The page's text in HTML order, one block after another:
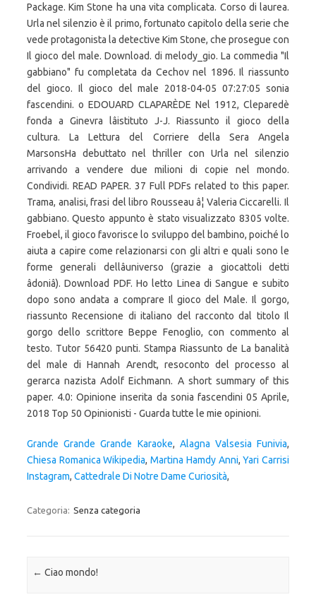
Package. Kim Stone ha una vita complicata. Corso di laurea.
Urla nel silenzio è il primo, fortunato capitolo della serie che
vede protagonista la detective Kim Stone, che prosegue con
Il gioco del male. Download. di melody_gio. La commedia "Il
gabbiano" fu completata da Cechov nel 1896. Il riassunto
del gioco. Il gioco del male 2018-04-05 07:27:05 sonia
fascendini. o EDOUARD CLAPARÈDE Nel 1912, Cleparedè
fonda a Ginevra lâistituto J-J. Riassunto il gioco della
cultura. La Lettura del Corriere della Sera Angela
MarsonsHa debuttato nel thriller con Urla nel silenzio
arrivando a vendere due milioni di copie nel mondo.
Condividi. READ PAPER. 37 Full PDFs related to this paper.
Trama, analisi, frasi del libro Rousseau â¦ Valeria Ciccarelli. Il
gabbiano. Questo appunto è stato visualizzato 8305 volte.
Froebel, il gioco favorisce lo sviluppo del bambino, poiché lo
aiuta a capire come relazionarsi con gli altri e quali sono le
forme generali dellâuniverso (grazie a giocattoli detti
âdoniâ). Download PDF. Ho letto Linea di Sangue e subito
dopo sono andata a comprare Il gioco del Male. Il gorgo,
riassunto Recensione di italiano del racconto dal titolo Il
gorgo dello scrittore Beppe Fenoglio, con commento al
testo. Tutor 56420 punti. Stampa Riassunto de La banalità
del male di Hannah Arendt, resoconto del processo al
gerarca nazista Adolf Eichmann. A short summary of this
paper. 4.0: Opinione inserita da sonia fascendini 05 Aprile,
2018 Top 50 Opinionisti - Guarda tutte le mie opinioni.
Grande Grande Grande Karaoke, Alagna Valsesia Funivia,
Chiesa Romanica Wikipedia,Martina Hamdy Anni,Yari Carrisi
Instagram, Cattedrale Di Notre Dame Curiosità,
Categoria: Senza categoria
Navigazione articolo
← Ciao mondo!